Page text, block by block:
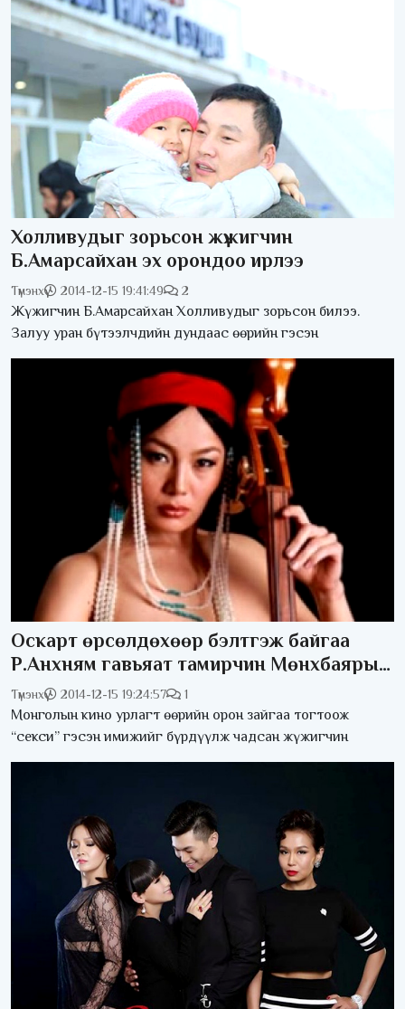
Холливудыг зорьсон жүжигчин
Б.Амарсайхан эх орондоо ирлээ
Түмэнхүү 2014-12-15 19:41:49 2
Жүжигчин Б.Амарсайхан Холливудыг зорьсон билээ.
Залуу уран бүтээлчдийн дундаас өөрийн гэсэн
Оскарт өрсөлдөхөөр бэлтгэж байгаа
Р.Анхням гавьяат тамирчин Мөнхбаярын
экс нөхөртэй хамтын амьдралаа эхлүүлжээ
Түмэнхүү 2014-12-15 19:24:57 1
Монголын кино урлагт өөрийн орон зайгаа тогтоож
“секси” гэсэн имижийг бүрдүүлж чадсан жүжигчин